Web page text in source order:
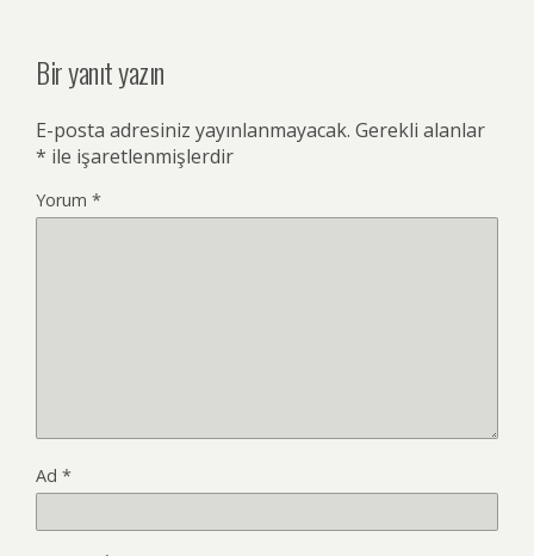
Bir yanıt yazın
E-posta adresiniz yayınlanmayacak. Gerekli alanlar
* ile işaretlenmişlerdir
Yorum *
Ad *